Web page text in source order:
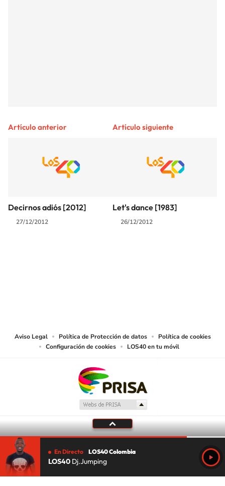
Artículo anterior
Decirnos adiós [2012]
27/12/2012
Artículo siguiente
Let's dance [1983]
26/12/2012
Aviso Legal Política de Protección de datos
Política de cookies
Configuración de cookies
LOS40 en tu móvil
En Directo LOS40 Colombia
LOS40 Dj.Jumping